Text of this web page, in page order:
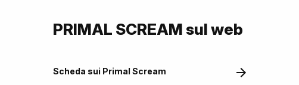
PRIMAL SCREAM sul web
Scheda sui Primal Scream